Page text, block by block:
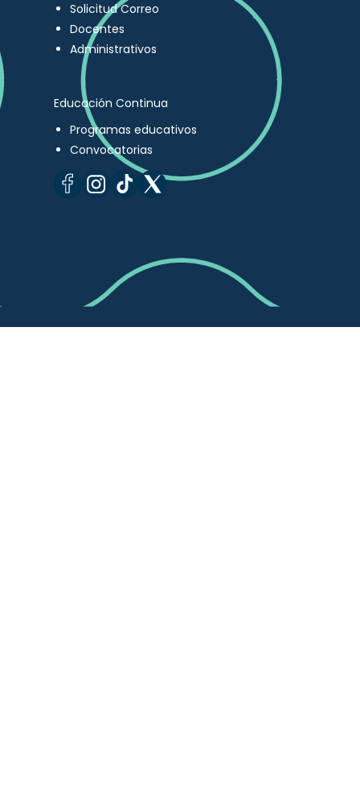
Solicitud Correo
Docentes
Administrativos
Educación Continua
Programas educativos
Convocatorias